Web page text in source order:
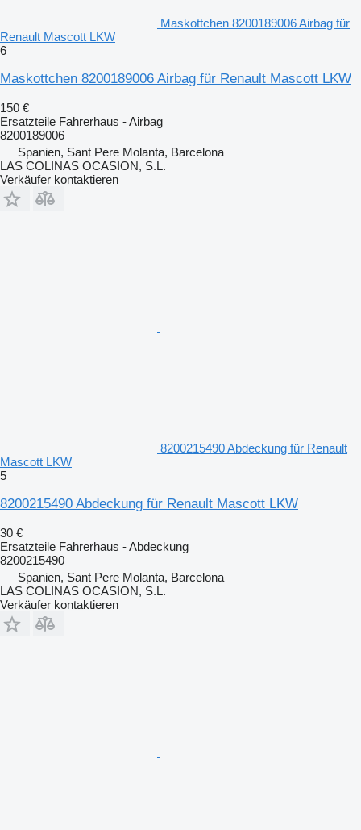
Maskottchen 8200189006 Airbag für
Renault Mascott LKW
6
Maskottchen 8200189006 Airbag für Renault Mascott LKW
150 €
Ersatzteile Fahrerhaus - Airbag
8200189006
Spanien, Sant Pere Molanta, Barcelona
LAS COLINAS OCASION, S.L.
Verkäufer kontaktieren
8200215490 Abdeckung für Renault
Mascott LKW
5
8200215490 Abdeckung für Renault Mascott LKW
30 €
Ersatzteile Fahrerhaus - Abdeckung
8200215490
Spanien, Sant Pere Molanta, Barcelona
LAS COLINAS OCASION, S.L.
Verkäufer kontaktieren